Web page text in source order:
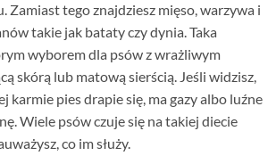
Zamiast tego znajdziesz mięso, warzywa i
takie jak bataty czy dynia. Taka
wyborem dla psów z wrażliwym
skórą lub matową sierścią. Jeśli widzisz,
karmie pies drapie się, ma gazy albo luźne
Wiele psów czuje się na takiej diecie
co im służy.